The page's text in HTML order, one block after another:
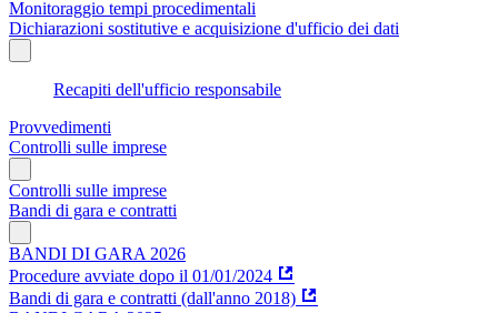
Monitoraggio tempi procedimentali
Dichiarazioni sostitutive e acquisizione d'ufficio dei dati
Recapiti dell'ufficio responsabile
Provvedimenti
Controlli sulle imprese
Controlli sulle imprese
Bandi di gara e contratti
BANDI DI GARA 2026
Procedure avviate dopo il 01/01/2024
Bandi di gara e contratti (dall'anno 2018)